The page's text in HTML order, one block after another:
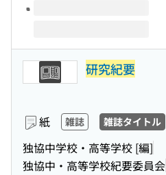
研究紀要
紙 雑誌 雑誌タイトル
独協中学校・高等学校 [編]
独協中・高等学校紀要委員会